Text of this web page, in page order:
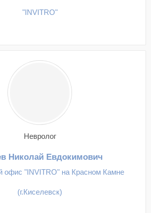
"INVITRO"
Невролог
Николай Евдокимович
офис "INVITRO" на Красном Камне
(г.Киселевск)